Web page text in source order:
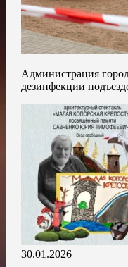
Администрация
дезинфекции
30.01.2026